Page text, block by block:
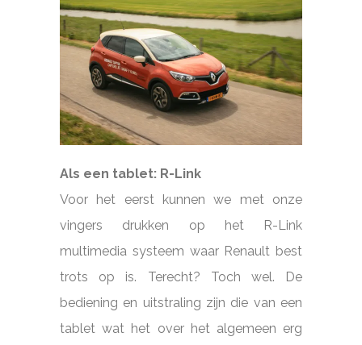
Als een tablet: R-Link
Voor het eerst kunnen we met onze
vingers drukken op het R-Link
multimedia systeem waar Renault best
trots op is. Terecht? Toch wel. De
bediening en uitstraling zijn die van een
tablet wat het over het algemeen erg